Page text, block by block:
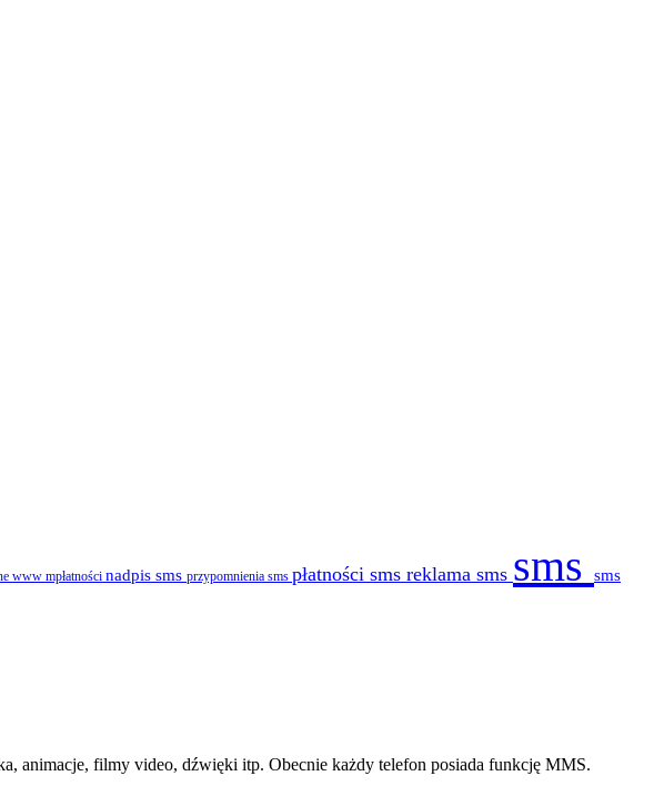
www mpłatności nadpis sms przypomnienia sms płatności sms reklama sms sms
sms
animacje, filmy video, dźwięki itp. Obecnie każdy telefon posiada funkcję MMS.